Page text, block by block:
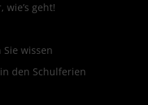
geht!
wissen
den Schulferien